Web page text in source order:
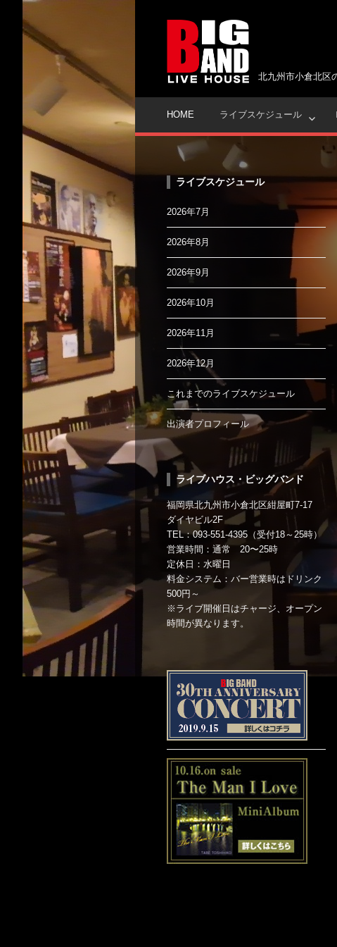
ッ
北九州市小倉北区
HOME ライブスケジュール
ライブスケジュール
2026年7月
2026年8月
2026年9月
2026年10月
2026年11月
2026年12月
これまでのライブスケジュール
出演者プロフィール
ライブハウス・ビッグバンド
福岡県北九州市小倉北区紺屋町7-17
ダイヤビル2F
TEL：093-551-4395（受付18～25時）
営業時間：通常 20〜25時
定休日：水曜日
料金システム：バー営業時はドリンク
500円～
※ライブ開催日はチャージ、オープン
時間が異なります。